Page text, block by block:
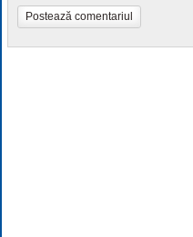
Postează comentariul